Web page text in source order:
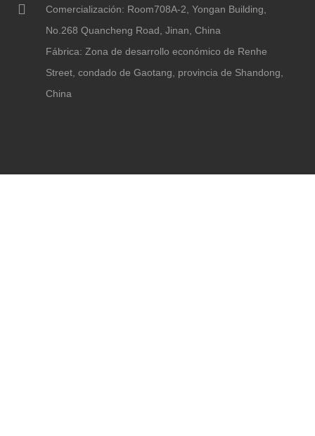
Comercialización: Room708A-2, Yongan Building,
No.268 Quancheng Road, Jinan, China
Fábrica: Zona de desarrollo económico de Renhe
Street, condado de Gaotang, provincia de Shandong,
China